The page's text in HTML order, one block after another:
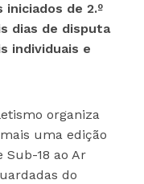
de 2.º
dias de disputa
individuais e
organiza
uma edição
Sub-18 ao Ar
do